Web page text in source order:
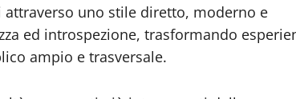
uno stile diretto, moderno e
ed introspezione, trasformando
ampio e trasversale.